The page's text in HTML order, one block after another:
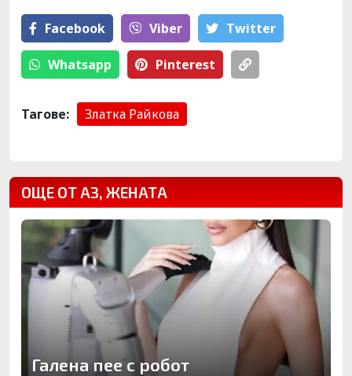
Facebook Viber Тwitter
Whatsapp Pinterest
Тагове: Златка Райкова
ОЩЕ ОТ АЗ, ЖЕНАТА
Галена пее с робот